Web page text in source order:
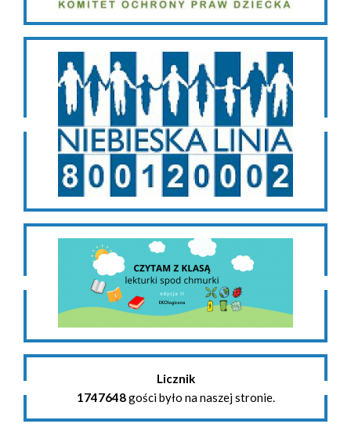
Licznik
1747648gości było na naszej stronie.